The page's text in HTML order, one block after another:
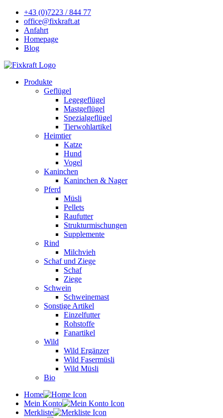
+43 (0)7223 / 844 77
office@fixkraft.at
Anfahrt
Homepage
Blog
Produkte
Geflügel
Legegeflügel
Mastgeflügel
Spezialgeflügel
Tierwohlartikel
Heimtier
Katze
Hund
Vogel
Kaninchen
Kaninchen & Nager
Pferd
Müsli
Pellets
Raufutter
Strukturmischungen
Supplemente
Rind
Milchvieh
Schaf und Ziege
Schaf
Ziege
Schwein
Schweinemast
Sonstige Artikel
Einzelfutter
Rohstoffe
Fanartikel
Wild
Wild Ergänzer
Wild Fasermüsli
Wild Müsli
Bio
Home
Mein Konto
Merkliste